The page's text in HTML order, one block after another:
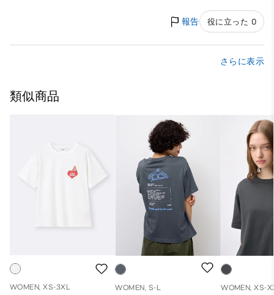
報告 役に立った 0
さらに表示
類似商品
WOMEN, XS-3XL
WOMEN, S-L
WOMEN, XS-